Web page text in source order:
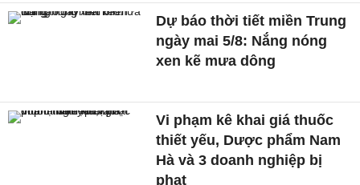
Dự báo thời tiết miền Trung
ngày mai 5/8: Nắng nóng
xen kẽ mưa dông
Vi phạm kê khai giá thuốc
thiết yếu, Dược phẩm Nam
Hà và 3 doanh nghiệp bị
phạt